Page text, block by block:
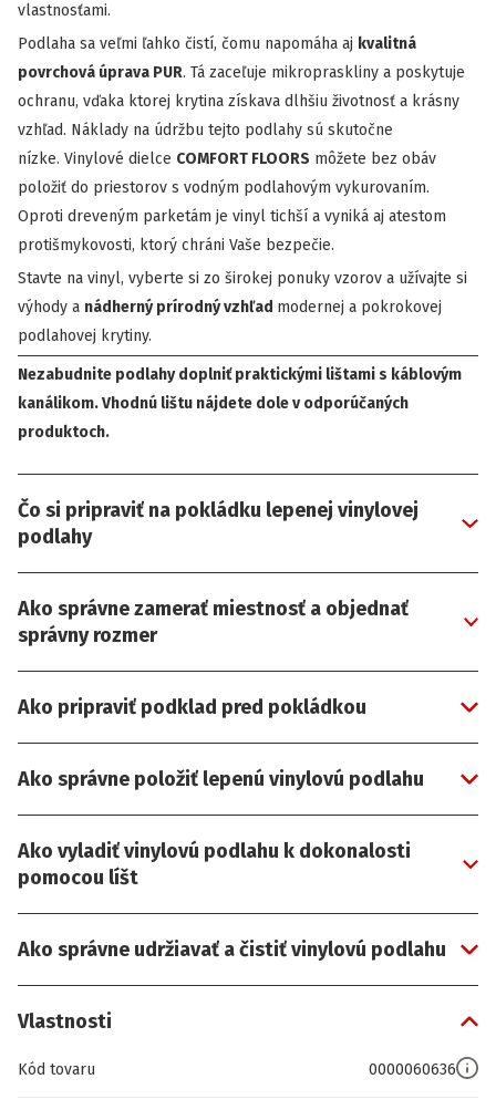
vlastnosťami.
Podlaha sa veľmi ľahko čistí, čomu napomáha aj kvalitná
povrchová úprava PUR. Tá zaceľuje mikropraskliny a poskytuje
ochranu, vďaka ktorej krytina získava dlhšiu životnosť a krásny
vzhľad. Náklady na údržbu tejto podlahy sú skutočne
nízke. Vinylové dielce COMFORT FLOORS môžete bez obáv
položiť do priestorov s vodným podlahovým vykurovaním.
Oproti dreveným parketám je vinyl tichší a vyniká aj atestom
protišmykovosti, ktorý chráni Vaše bezpečie.
Stavte na vinyl, vyberte si zo širokej ponuky vzorov a užívajte si
výhody a nádherný prírodný vzhľad modernej a pokrokovej
podlahovej krytiny.
Nezabudnite podlahy doplniť praktickými lištami s káblovým
kanálikom. Vhodnú lištu nájdete dole v odporúčaných
produktoch.
Čo si pripraviť na pokládku lepenej vinylovej
podlahy
Ako správne zamerať miestnosť a objednať
správny rozmer
Ako pripraviť podklad pred pokládkou
Ako správne položiť lepenú vinylovú podlahu
Ako vyladiť vinylovú podlahu k dokonalosti
pomocou líšt
Ako správne udržiavať a čistiť vinylovú podlahu
Vlastnosti
Kód tovaru 0000060636